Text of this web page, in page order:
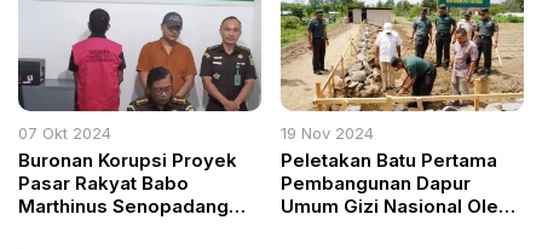
07 Okt 2024
Buronan Korupsi Proyek
Pasar Rakyat Babo
Marthinus Senopadang
19 Nov 2024
Peletakan Batu Pertama
Pembangunan Dapur
Umum Gizi Nasional Oleh